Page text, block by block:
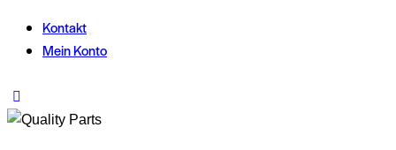
Kontakt
Mein Konto